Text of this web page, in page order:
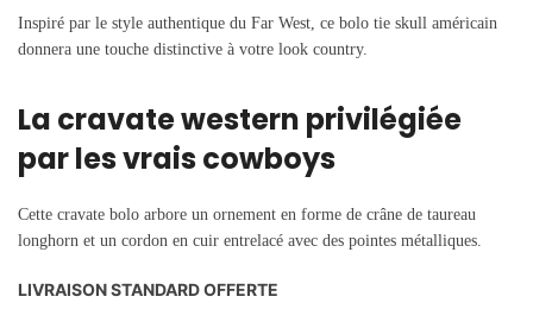
Inspiré par le style authentique du Far West, ce bolo tie skull américain
donnera une touche distinctive à votre look country.
La cravate western privilégiée
par les vrais cowboys
Cette cravate bolo arbore un ornement en forme de crâne de taureau
longhorn et un cordon en cuir entrelacé avec des pointes métalliques.
LIVRAISON STANDARD OFFERTE